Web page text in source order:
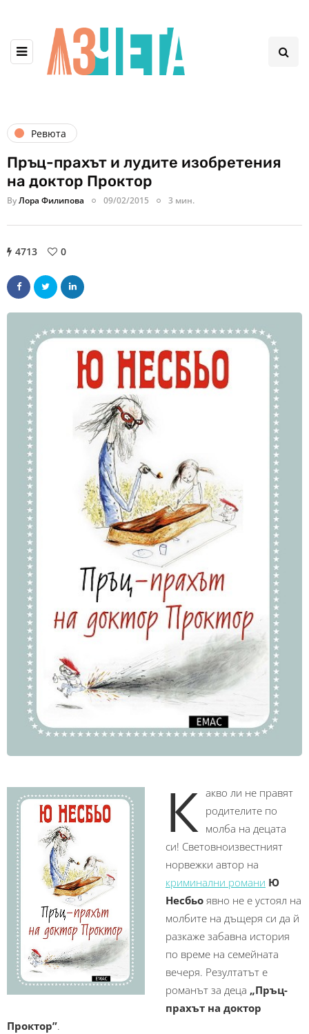
Ревюта
Пръц-прахът и лудите изобретения
на доктор Проктор
ByЛора Филипова 09/02/2015 3 мин.
4713 0
К акво ли не правят
родителите по
молба на децата
си! Световноизвестният
норвежки автор на
криминални романи Ю
Несбьо явно не е устоял на
молбите на дъщеря си да й
разкаже забавна история
по време на семейната
вечеря. Резултатът е
романът за деца „Пръц-
прахът на доктор
Проктор”.